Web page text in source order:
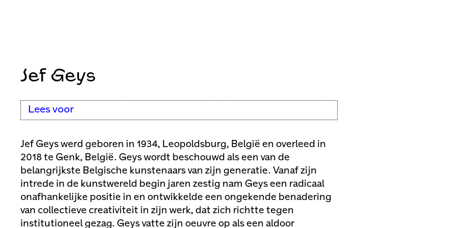
Jef Geys
Lees voor
Jef Geys werd geboren in 1934, Leopoldsburg, België en overleed in
2018 te Genk, België. Geys wordt beschouwd als een van de
belangrijkste Belgische kunstenaars van zijn generatie. Vanaf zijn
intrede in de kunstwereld begin jaren zestig nam Geys een radicaal
onafhankelijke positie in en ontwikkelde een ongekende benadering
van collectieve creativiteit in zijn werk, dat zich richtte tegen
institutioneel gezag. Geys vatte zijn oeuvre op als een aldoor